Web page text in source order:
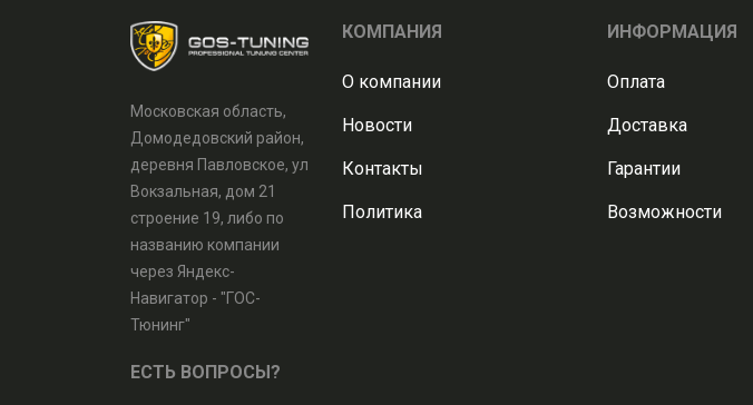
Московская область,
Домодедовский район,
деревня Павловское, ул
Вокзальная, дом 21
строение 19, либо по
названию компании
через Яндекс-
Навигатор - "ГОС-
Тюнинг"
КОМПАНИЯ
О компании
Новости
Контакты
Политика
ИНФОРМАЦИЯ
Оплата
Доставка
Гарантии
Возможности
ЕСТЬ ВОПРОСЫ?